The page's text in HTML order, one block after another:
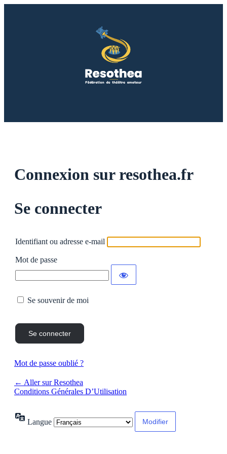
Connexion sur resothea.fr
Se connecter
Identifiant ou adresse e-mail
Mot de passe
Se souvenir de moi
Mot de passe oublié ?
← Aller sur Resothea
Conditions Générales D’Utilisation
Langue